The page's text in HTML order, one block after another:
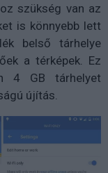
szükség van az
is könnyebb lett
belső tárhelye
a térképek. Ez
4 GB tárhelyet
újítás.